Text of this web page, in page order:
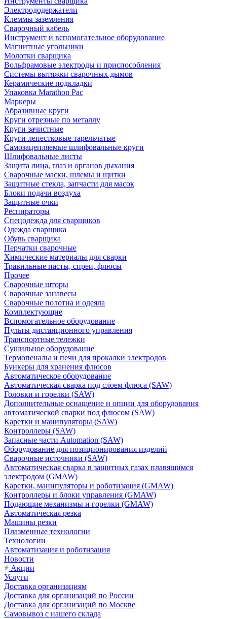
Электрододержатели
Клеммы заземления
Сварочный кабель
Инструмент и вспомогательное оборудование
Магнитные угольники
Молотки сварщика
Вольфрамовые электроды и приспособления
Системы вытяжки сварочных дымов
Керамические подкладки
Упаковка Marathon Pac
Маркеры
Абразивные круги
Круги отрезные по металлу
Круги зачистные
Круги лепестковые тарельчатые
Самозацепляемые шлифовальные круги
Шлифовальные листы
Защита лица, глаз и органов дыхания
Сварочные маски, шлемы и щитки
Защитные стекла, запчасти для масок
Блоки подачи воздуха
Защитные очки
Респираторы
Спецодежда для сварщиков
Одежда сварщика
Обувь сварщика
Перчатки сварочные
Химические материалы для сварки
Травильные пасты, спреи, флюсы
Прочее
Сварочные шторы
Сварочные занавесы
Сварочные полотна и одеяла
Комплектующие
Вспомогательное оборудование
Пульты дистанционного управления
Транспортные тележки
Сушильное оборудование
Термопеналы и печи для прокалки электродов
Бункеры для хранения флюсов
Автоматическое оборудование
Автоматическая сварка под слоем флюса (SAW)
Головки и горелки (SAW)
Дополнительные оснащение и опции для оборудования
автоматической сварки под флюсом (SAW)
Каретки и манипуляторы (SAW)
Контроллеры (SAW)
Запасные части Automation (SAW)
Оборудование для позиционирования изделий
Сварочные источники (SAW)
Автоматическая сварка в защитных газах плавящимся
электродом (GMAW)
Каретки, манипуляторы и роботизация (GMAW)
Контроллеры и блоки управления (GMAW)
Подающие механизмы и горелки (GMAW)
Автоматическая резка
Машины резки
Плазменные технологии
Технологии
Автоматизация и роботизация
Новости
Акции
Услуги
Доставка организациям
Доставка для организаций по России
Доставка для организаций по Москве
Самовывоз с нашего склада